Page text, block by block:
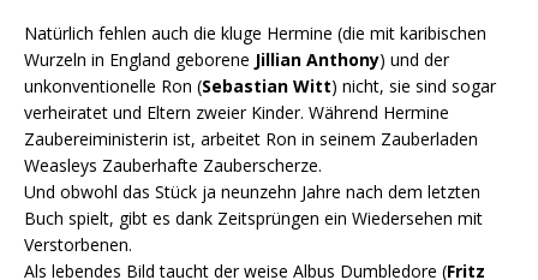
Natürlich fehlen auch die kluge Hermine (die mit karibischen
Wurzeln in England geborene Jillian Anthony) und der
unkonventionelle Ron (Sebastian Witt) nicht, sie sind sogar
verheiratet und Eltern zweier Kinder. Während Hermine
Zaubereiministerin ist, arbeitet Ron in seinem Zauberladen
Weasleys Zauberhafte Zauberscherze.
Und obwohl das Stück ja neunzehn Jahre nach dem letzten
Buch spielt, gibt es dank Zeitsprüngen ein Wiedersehen mit
Verstorbenen.
Als lebendes Bild taucht der weise Albus Dumbledore (Fritz